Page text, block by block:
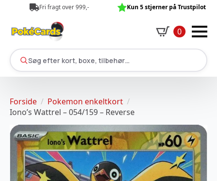
Fri fragt over 999,- Kun 5 stjerner på Trustpilot
0
Søg efter kort, boxe, tilbehør…
Forside
Pokemon enkeltkort
Iono’s Wattrel – 054/159 – Reverse